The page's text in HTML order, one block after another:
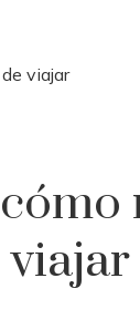
viajar
viajar